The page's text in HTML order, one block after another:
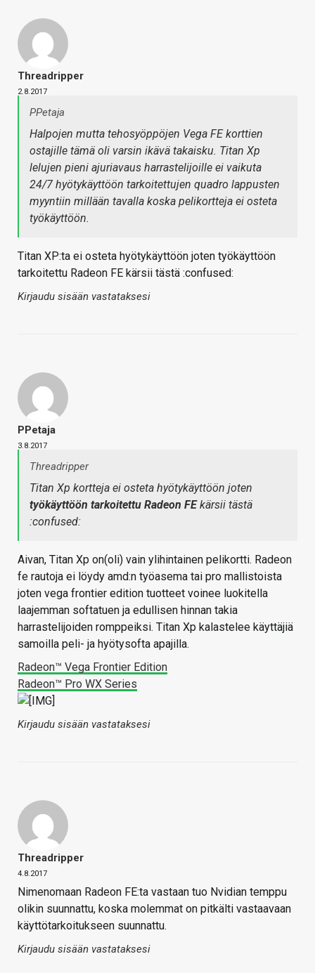
Threadripper
2.8.2017
PPetaja
Halpojen mutta tehosyöppöjen Vega FE korttien
ostajille tämä oli varsin ikävä takaisku. Titan Xp
lelujen pieni ajuriavaus harrastelijoille ei vaikuta
24/7 hyötykäyttöön tarkoitettujen quadro lappusten
myyntiin millään tavalla koska pelikortteja ei osteta
työkäyttöön.
Titan XP:ta ei osteta hyötykäyttöön joten työkäyttöön
tarkoitettu Radeon FE kärsii tästä :confused:
Kirjaudu sisään vastataksesi
PPetaja
3.8.2017
Threadripper
Titan Xp kortteja ei osteta hyötykäyttöön joten
työkäyttöön tarkoitettu Radeon FEkärsii tästä
:confused:
Aivan, Titan Xp on(oli) vain ylihintainen pelikortti. Radeon
fe rautoja ei löydy amd:n työasema tai pro mallistoista
joten vega frontier edition tuotteet voinee luokitella
laajemman softatuen ja edullisen hinnan takia
harrastelijoiden romppeiksi. Titan Xp kalastelee käyttäjiä
samoilla peli- ja hyötysofta apajilla.
Radeon™ Vega Frontier Edition
Radeon™ Pro WX Series
Kirjaudu sisään vastataksesi
Threadripper
4.8.2017
Nimenomaan Radeon FE:ta vastaan tuo Nvidian temppu
olikin suunnattu, koska molemmat on pitkälti vastaavaan
käyttötarkoitukseen suunnattu.
Kirjaudu sisään vastataksesi